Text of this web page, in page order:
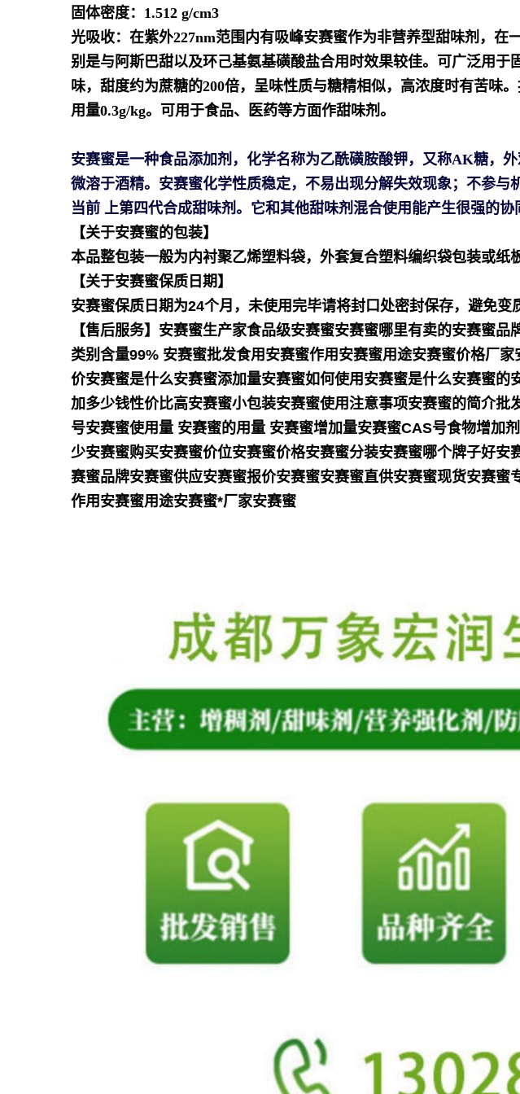
固体密度：1.512 g/cm3
光吸收：在紫外227nm范围内有吸峰安赛蜜作为非营养型甜味剂，在
别是与阿斯巴甜以及环己基氨基磺酸盐合用时效果较佳。可广泛用
味，甜度约为蔗糖的200倍，呈味性质与糖精相似，高浓度时有苦味
用量0.3g/kg。可用于食品、医药等方面作甜味剂。
安赛蜜是一种食品添加剂，化学名称为乙酰磺胺酸钾，又称AK糖，
微溶于酒精。安赛蜜化学性质稳定，不易出现分解失效现象；不参
当前 上第四代合成甜味剂。它和其他甜味剂混合使用能产生很强的协
【关于安赛蜜的包装】
本品整包装一般为内衬聚乙烯塑料袋，外套复合塑料编织袋包装或纸
【关于安赛蜜保质日期】
安赛蜜保质日期为24个月，未使用完毕请将封口处密封保存，避免变
【售后服务】安赛蜜生产家食品级安赛蜜安赛蜜哪里有卖的安赛蜜
类别含量99% 安赛蜜批发食用安赛蜜作用安赛蜜用途安赛蜜价格厂
价安赛蜜是什么安赛蜜添加量安赛蜜如何使用安赛蜜是什么安赛蜜
加多少钱性价比高安赛蜜小包装安赛蜜使用注意事项安赛蜜的简介
号安赛蜜使用量 安赛蜜的用量 安赛蜜增加量安赛蜜CAS号食物增加
少安赛蜜购买安赛蜜价位安赛蜜价格安赛蜜分装安赛蜜哪个牌子好
赛蜜品牌安赛蜜供应安赛蜜报价安赛蜜安赛蜜直供安赛蜜现货安赛
作用安赛蜜用途安赛蜜*厂家安赛蜜